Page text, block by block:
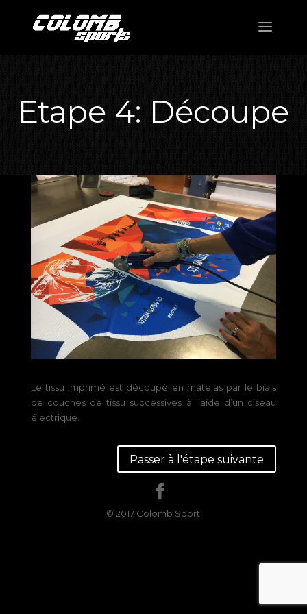
Etape 4: Découpe
Le tissu imprimé est découpé en matelas par le biais
de couches de tissu successives à l’aide d’un ciseau
électrique.
Passer à l'étape suivante
© 2017 Colomb Sport